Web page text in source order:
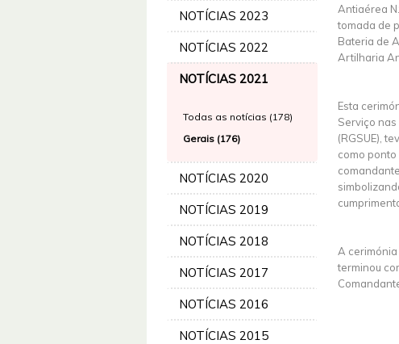
NOTÍCIAS 2023
NOTÍCIAS 2022
NOTÍCIAS 2021
Todas as notícias (178)
Gerais (176)
NOTÍCIAS 2020
NOTÍCIAS 2019
NOTÍCIAS 2018
NOTÍCIAS 2017
NOTÍCIAS 2016
NOTÍCIAS 2015
Antiaérea
tomada de
Bateria de
Artilharia
Esta
Serviço
(RGSUE),
como
A
terminou